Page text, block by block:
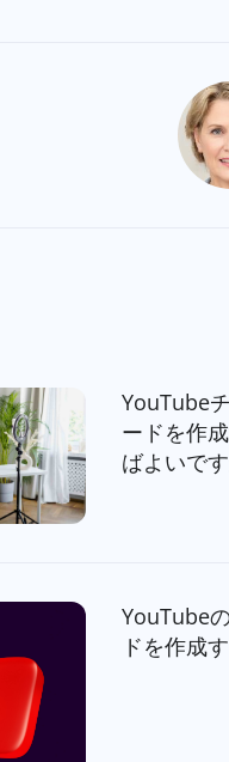
YouTube
ードを作
ばよいです
YouTube
ドを作成